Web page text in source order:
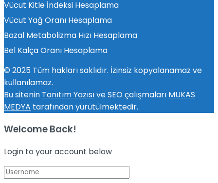
Vücut Kitle İndeksi Hesaplama
Vücut Yağ Oranı Hesaplama
Bazal Metabolizma Hızı Hesaplama
Bel Kalça Oranı Hesaplama
© 2025 Tüm hakları saklıdır. İzinsiz kopyalanamaz ve
kullanılamaz.
Bu sitenin Tanıtım Yazısıve SEO çalışmaları MUKAS
MEDYA tarafından yürütülmektedir.
Welcome Back!
Login to your account below